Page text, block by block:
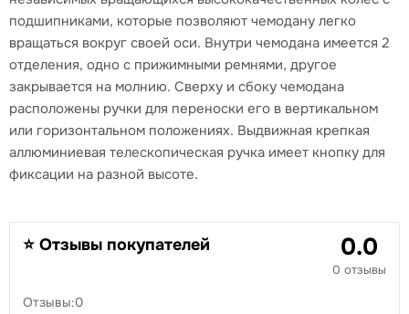
подшипниками, которые позволяют чемодану легко
вращаться вокруг своей оси. Внутри чемодана имеется 2
отделения, одно с прижимными ремнями, другое
закрывается на молнию. Сверху и сбоку чемодана
расположены ручки для переноски его в вертикальном
или горизонтальном положениях. Выдвижная крепкая
аллюминиевая телескопическая ручка имеет кнопку для
фиксации на разной высоте.
⭐ Отзывы покупателей 0.0
0 отзывы
Отзывы:0